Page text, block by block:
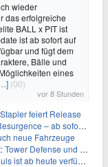
wieder
das erfolgreiche
BALL x PIT ist
ist ab sofort auf
und fügt dem
Bälle und
eines
(00)
vor 8 Stunden
feiert Release
ab sofort für euch verfügbar
neue Fahrzeuge
Deckbuilding Kombo kehrt zurück
ist ab heute verfügbar